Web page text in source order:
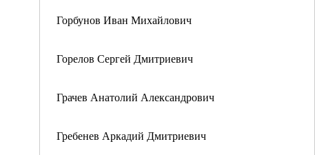
Горбунов Иван Михайлович
Горелов Сергей Дмитриевич
Грачев Анатолий Александрович
Гребенев Аркадий Дмитриевич